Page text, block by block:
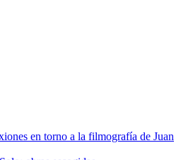
en torno a la filmografía de Juan